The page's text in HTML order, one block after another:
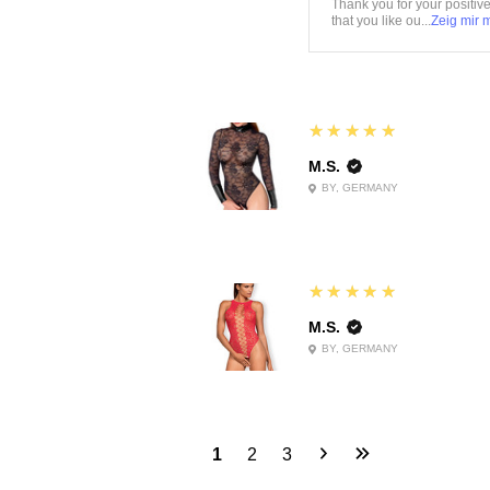
Thank you for your
that you like ou...Zeig mir
5
★★★★★
M.S.
BY, GERMANY
5
★★★★★
M.S.
BY, GERMANY
1 2 3